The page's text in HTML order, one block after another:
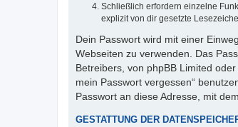
Schließlich erfordern einzelne
explizit von dir gesetzte
Dein Passwort wird mit einer
Webseiten zu verwenden. Das
Betreibers, von phpBB Limited
mein Passwort vergessen“
Passwort an diese Adresse, mit
GESTATTUNG DER